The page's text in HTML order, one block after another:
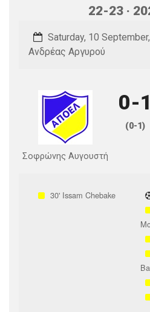
22-23 ·
Saturday, 10
Ανδρέας Αργυρού
Σοφρώνης Αυγουστή
0-1
(0-1)
30' Issam Chebake